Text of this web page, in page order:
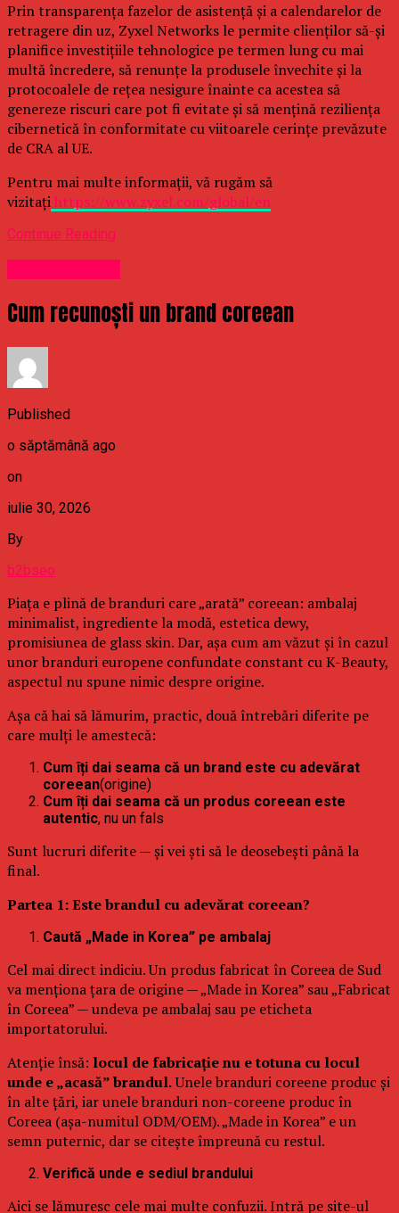
Prin transparența fazelor de asistență și a calendarelor de
retragere din uz, Zyxel Networks le permite clienților să-și
planifice investițiile tehnologice pe termen lung cu mai
multă încredere, să renunțe la produsele învechite și la
protocoalele de rețea nesigure înainte ca acestea să
genereze riscuri care pot fi evitate și să mențină reziliența
cibernetică în conformitate cu viitoarele cerințe prevăzute
de CRA al UE.
Pentru mai multe informații, vă rugăm să
vizitațihttps://www.zyxel.com/global/en
Continue Reading
Cum recunoști un brand coreean
Published
o săptămână ago
on
iulie 30, 2026
By
b2bseo
Piața e plină de branduri care „arată” coreean: ambalaj
minimalist, ingrediente la modă, estetica dewy,
promisiunea de glass skin. Dar, așa cum am văzut și în cazul
unor branduri europene confundate constant cu K-Beauty,
aspectul nu spune nimic despre origine.
Așa că hai să lămurim, practic, două întrebări diferite pe
care mulți le amestecă:
Cum îți dai seama că un brand este cu adevărat
coreean(origine)
Cum îți dai seama că un produs coreean este
autentic, nu un fals
Sunt lucruri diferite — și vei ști să le deosebești până la
final.
Partea 1: Este brandul cu adevărat coreean?
Caută „Made in Korea” pe ambalaj
Cel mai direct indiciu. Un produs fabricat în Coreea de Sud
va menționa țara de origine — „Made in Korea” sau „Fabricat
în Coreea” — undeva pe ambalaj sau pe eticheta
importatorului.
Atenție însă: locul de fabricație nu e totuna cu locul
unde e „acasă” brandul.Unele branduri coreene produc și
în alte țări, iar unele branduri non-coreene produc în
Coreea (așa-numitul ODM/OEM). „Made in Korea” e un
semn puternic, dar se citește împreună cu restul.
Verifică unde e sediul brandului
Aici se lămuresc cele mai multe confuzii. Intră pe site-ul